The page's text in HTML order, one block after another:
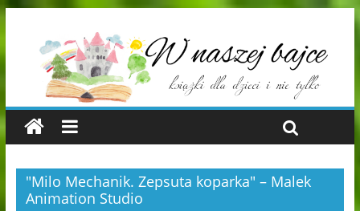
"Milo Mechanik. Zepsuta koparka" – Malek
Animation Studio